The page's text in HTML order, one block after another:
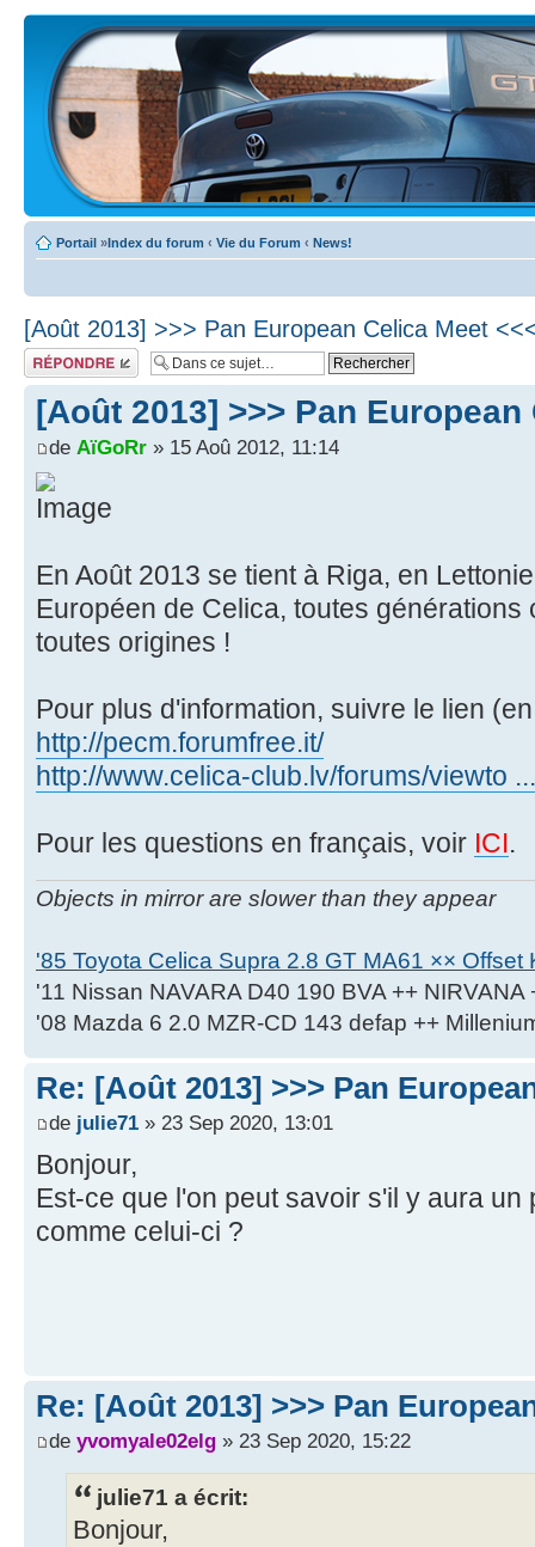
Portail »Index du forum ‹ Vie du Forum ‹ News!
[Août 2013] >>> Pan European Celica Meet
Écrire un
commentaire
[Août 2013] >>> Pan European
de AïGoRr » 15 Aoû 2012, 11:14
En Août 2013 se tient à Riga, en
Européen de Celica, toutes
toutes origines !
Pour plus d'information, suivre le lien
http://pecm.forumfree.it/
http://www.celica-club.lv/forums/viewto
Pour les questions en français, voir ICI.
Objects in mirror are slower than they appear
'85 Toyota Celica Supra 2.8 GT MA61 ×× Offset
'11 Nissan NAVARA D40 190 BVA ++ NIRVANA
'08 Mazda 6 2.0 MZR-CD 143 defap ++
Re: [Août 2013] >>> Pan
de julie71 » 23 Sep 2020, 13:01
Bonjour,
Est-ce que l'on peut savoir s'il y aura
comme celui-ci ?
Re: [Août 2013] >>> Pan
de yvomyale02elg » 23 Sep 2020, 15:22
julie71 a écrit:
Bonjour,